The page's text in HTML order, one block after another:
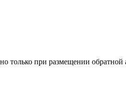
только при размещении